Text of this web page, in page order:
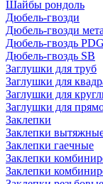
Шайбы рондоль
Дюбель-гвозди
Дюбель-гвозди
Дюбель-гвоздь PDG
Дюбель-гвоздь SB
Заглушки для труб
Заглушки для
Заглушки для
Заглушки для
Заклепки
Заклепки вытяжные
Заклепки гаечные
Заклепки
Заклепки